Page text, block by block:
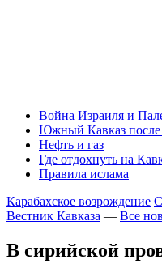
Война Израиля и
Южный Кавказ
Нефть и газ
Где отдохнуть на
Правила ислама
Карабахское возрождение
Вестник Кавказа — Все
В сирийской